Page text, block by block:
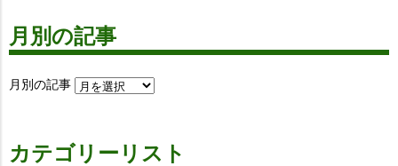
月別の記事
月別の記事
カテゴリーリスト